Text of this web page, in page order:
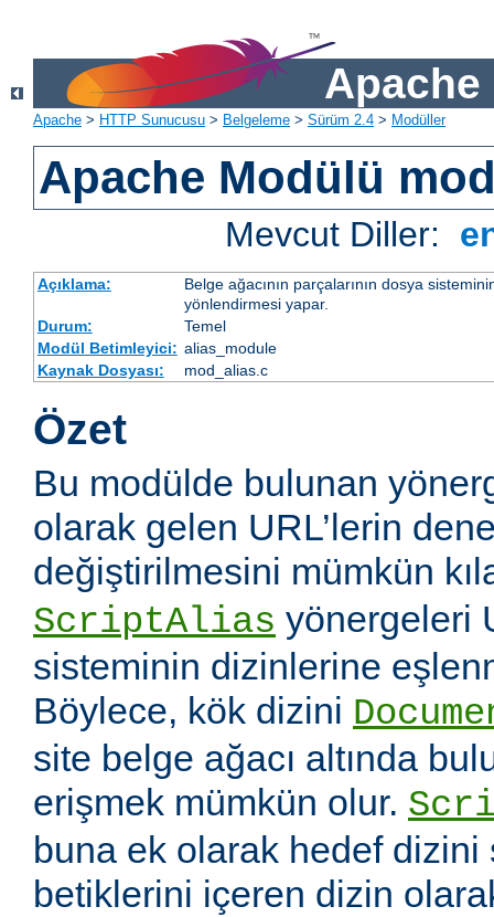
Apache
Apache > HTTP Sunucusu > Belgeleme > Sürüm 2.4 > Modüller
Apache Modülü
Mevcut Diller:
Açıklama:
Belge ağacının parçalarının dosya
yönlendirmesi yapar.
Durum:
Temel
Modül Betimleyici: alias_module
Kaynak Dosyası:
mod_alias.c
Özet
Bu modülde bulunan
olarak gelen URL’lerin
değiştirilmesini mümkün
ScriptAlias yönergeleri
sisteminin dizinlerine
Böylece, kök dizini
site belge ağacı altında
erişmek mümkün olur.
buna ek olarak hedef dizini
betiklerini içeren dizin